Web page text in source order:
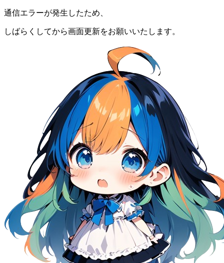
通信エラーが発生したため、
しばらくしてから画面更新をお願いいたします。